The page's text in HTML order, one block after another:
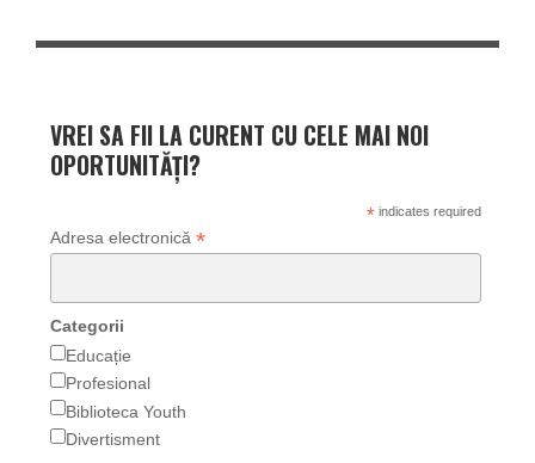
VREI SA FII LA CURENT CU CELE MAI NOI
OPORTUNITĂȚI?
*indicates required
Adresa electronică *
Categorii
Educație
Profesional
Biblioteca Youth
Divertisment